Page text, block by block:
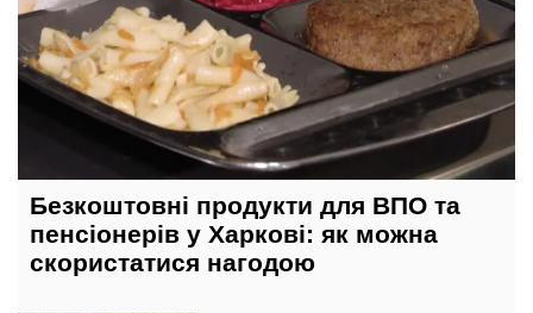
Безкоштовні продукти для ВПО та
пенсіонерів у Харкові: як можна
скористатися нагодою